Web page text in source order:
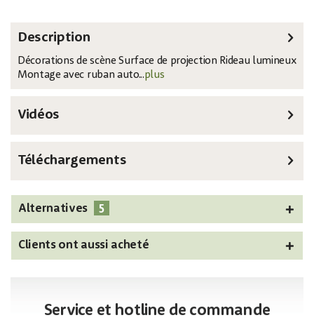
Description
Décorations de scène Surface de projection Rideau lumineux
Montage avec ruban auto...plus
Vidéos
Téléchargements
Alternatives 5
Clients ont aussi acheté
Service et hotline de commande